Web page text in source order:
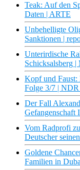
Teak: Auf den
Daten | ARTE
Unbehelligte
Sanktionen |
Unterirdische
Schicksalsberg
Kopf und Faust:
Folge 3/7 |
Der Fall
Gefangenschaft
Vom Radprofi
Deutscher
Goldene
Familien in